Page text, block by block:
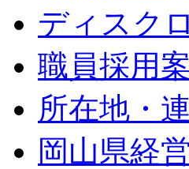
ディスク
職員採用
所在地・
岡山県経